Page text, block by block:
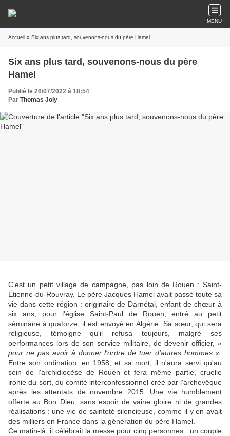
MENU
Accueil » Six ans plus tard, souvenons-nous du père Hamel
Six ans plus tard, souvenons-nous du père
Hamel
Publié le 26/07/2022 à 18:54
Par Thomas Joly
C'est un petit village de campagne, pas loin de Rouen : Saint-
Étienne-du-Rouvray. Le père Jacques Hamel avait passé toute sa
vie dans cette région : originaire de Darnétal, enfant de chœur à
six ans, pour l'église Saint-Paul de Rouen, entré au petit
séminaire à quatorze, il est envoyé en Algérie. Sa sœur, qui sera
religieuse, témoigne qu'il refusa toujours, malgré ses
performances lors de son service militaire, de devenir officier, «
pour ne pas avoir à donner l'ordre de tuer d'autres hommes »
Entre son ordination, en 1958, et sa mort, il n'aura servi qu'au
sein de l'archidiocèse de Rouen et fera même partie, cruelle
ironie du sort, du comité interconfessionnel créé par l'archevêque
après les attentats de novembre 2015. Une vie humblement
offerte au Bon Dieu, sans espoir de vaine gloire ni de grandes
réalisations : une vie de sainteté silencieuse, comme il y en avait
des milliers en France dans la génération du père Hamel.
Ce matin-là, il célébrait la messe pour cinq personnes : un couple